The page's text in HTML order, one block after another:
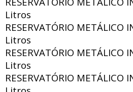
Litros
RESERVATÓRIO METÁLICO
Litros
RESERVATÓRIO METÁLICO
Litros
RESERVATÓRIO METÁLICO